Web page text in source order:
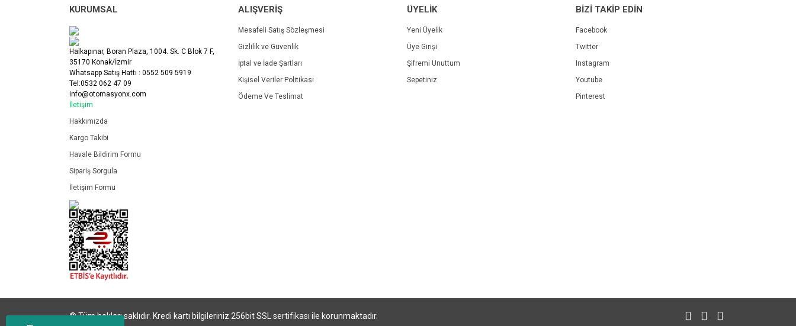
KURUMSAL
Halkapınar, Boran Plaza, 1004. Sk. C Blok 7 F,
35170 Konak/İzmir
Whatsapp Satış Hattı : 0552 509 5919
Tel:0532 062 47 09
info@otomasyonx.com
İletişim
Hakkımızda
Kargo Takibi
Havale Bildirim Formu
Sipariş Sorgula
İletişim Formu
ALIŞVERİŞ
Mesafeli Satış Sözleşmesi
Gizlilik ve Güvenlik
İptal ve İade Şartları
Kişisel Veriler Politikası
Ödeme Ve Teslimat
ÜYELİK
Yeni Üyelik
Üye Girişi
Şifremi Unuttum
Sepetiniz
BİZİ TAKİP EDİN
Facebook
Twitter
Instagram
Youtube
Pinterest
© Tüm hakları saklıdır. Kredi kartı bilgileriniz 256bit SSL sertifikası ile korunmaktadır.